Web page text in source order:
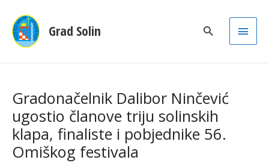
Grad Solin
Main
Gradonačelnik Dalibor Ninčević
ugostio članove triju solinskih
klapa, finaliste i pobjednike 56.
Omiškog festivala